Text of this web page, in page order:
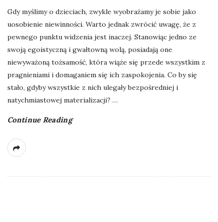
d
r
y
Gdy myślimy o dzieciach, zwykle wyobrażamy je sobie jako
uosobienie niewinności. Warto jednak zwrócić uwagę, że z
pewnego punktu widzenia jest inaczej. Stanowiąc jedno ze
swoją egoistyczną i gwałtowną wolą, posiadają one
niewyważoną tożsamość, która wiąże się przede wszystkim z
pragnieniami i domaganiem się ich zaspokojenia. Co by się
stało, gdyby wszystkie z nich ulegały bezpośredniej i
natychmiastowej materializacji? …
Continue Reading